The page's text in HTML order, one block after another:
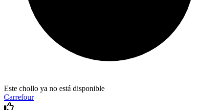
Este chollo ya no está disponible
Carrefour